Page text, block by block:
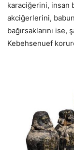
karaciğerini, insan
akciğerlerini,
bağırsaklarını ise,
Kebehsenuef